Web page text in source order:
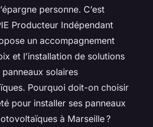
personne. C’est
Producteur Indépendant
un accompagnement
et l’installation de solutions
panneaux solaires
Pourquoi doit-on choisir
pour installer ses panneaux
à Marseille ?